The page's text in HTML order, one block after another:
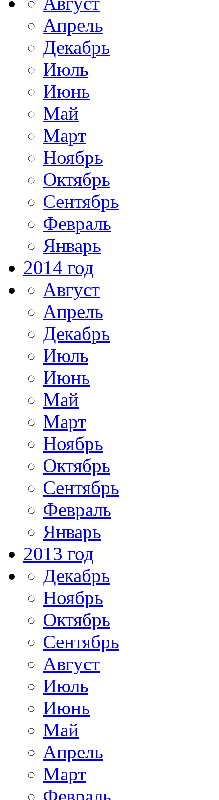
Апрель
Декабрь
Июль
Июнь
Май
Март
Ноябрь
Октябрь
Сентябрь
Февраль
Январь
2014 год
Август
Апрель
Декабрь
Июль
Июнь
Май
Март
Ноябрь
Октябрь
Сентябрь
Февраль
Январь
2013 год
Декабрь
Ноябрь
Октябрь
Сентябрь
Август
Июль
Июнь
Май
Апрель
Март